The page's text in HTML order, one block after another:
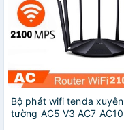
Bộ phát wifi tenda xuyên
tường AC5 V3 AC7 AC10